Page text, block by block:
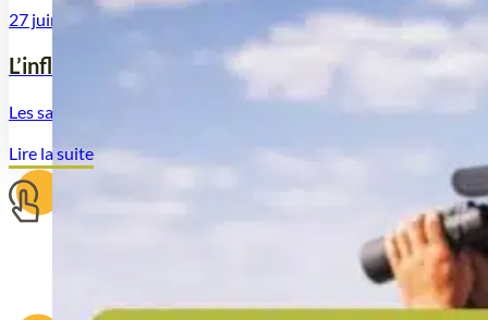
27 juin 2025
L’influence de l’équipement militaire sur le design
Les sacs à dos civils que nous utilisons aujourd’hui pour le
Lire la suite
Sélection rigoureuse
et transparente